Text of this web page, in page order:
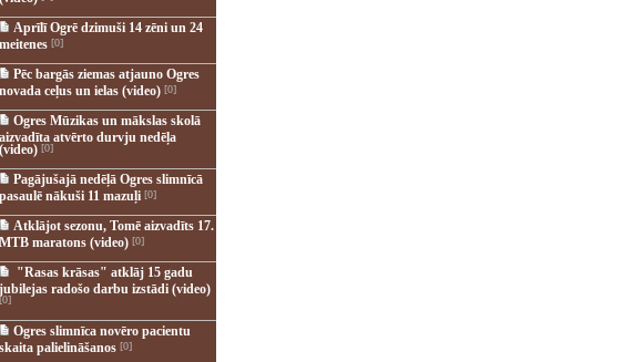
Aprīlī Ogrē dzimuši 14 zēni un 24
meitenes [0]
Pēc bargās ziemas atjauno Ogres
novada ceļus un ielas (video)[0]
Ogres Mūzikas un mākslas skolā
aizvadīta atvērto durvju nedēļa
(video)[0]
Pagājušajā nedēļā Ogres slimnīcā
pasaulē nākuši 11 mazuļi[0]
Atklājot sezonu, Tomē aizvadīts 17.
MTB maratons (video)[0]
"Rasas krāsas" atklāj 15 gadu
jubilejas radošo darbu izstādi (video)
[0]
Ogres slimnīca novēro pacientu
skaita palielināšanos [0]